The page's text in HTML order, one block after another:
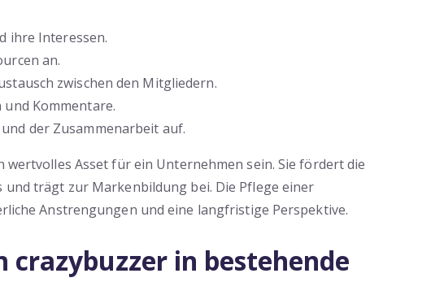
ihre Interessen.
an.
zwischen den Mitgliedern.
Kommentare.
der Zusammenarbeit auf.
Asset für ein Unternehmen sein. Sie fördert die
trägt zur Markenbildung bei. Die Pflege einer
Anstrengungen und eine langfristige Perspektive.
in bestehende